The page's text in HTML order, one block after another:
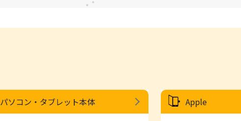
パソコン・タブレット本体 Apple